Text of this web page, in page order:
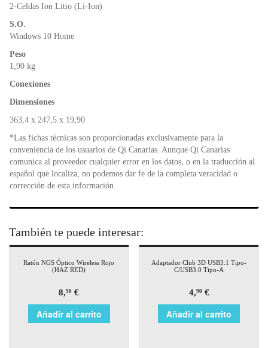
2-Celdas Ion Litio (Li-Ion)
S.O.
Windows 10 Home
Peso
1,90 kg
Conexiones
Dimensiones
363,4 x 247,5 x 19,90
*Las fichas técnicas son proporcionadas exclusivamente para la
conveniencia de los usuarios de Qi Canarias. Aunque Qi Canarias
comunica al proveedor cualquier error en los datos, o en la traducción al
español que localiza, no podemos dar fe de la completa veracidad o
corrección de esta información.
También te puede interesar:
Ratón NGS Óptico Wireless Rojo
(HAZ RED)
8,90 €
Añadir al carrito
Adaptador Club 3D USB3.1 Tipo-
C/USB3.0 Tipo-A
4,90€
Añadir al carrito